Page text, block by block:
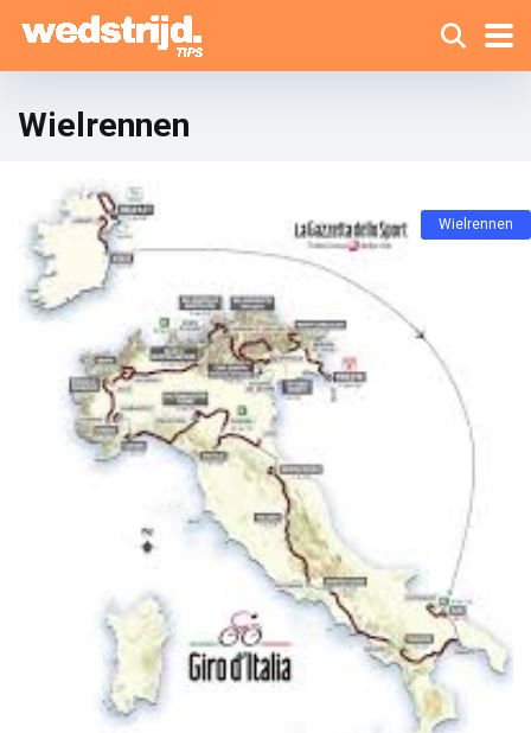
Wielrennen
Wielrennen